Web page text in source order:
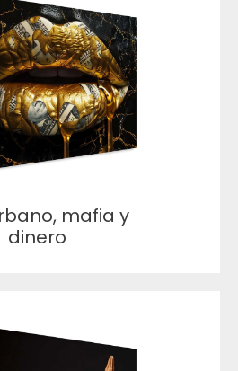
mafia y
dinero